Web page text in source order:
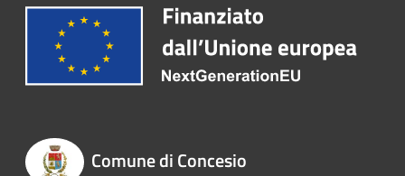
Comune di Concesio